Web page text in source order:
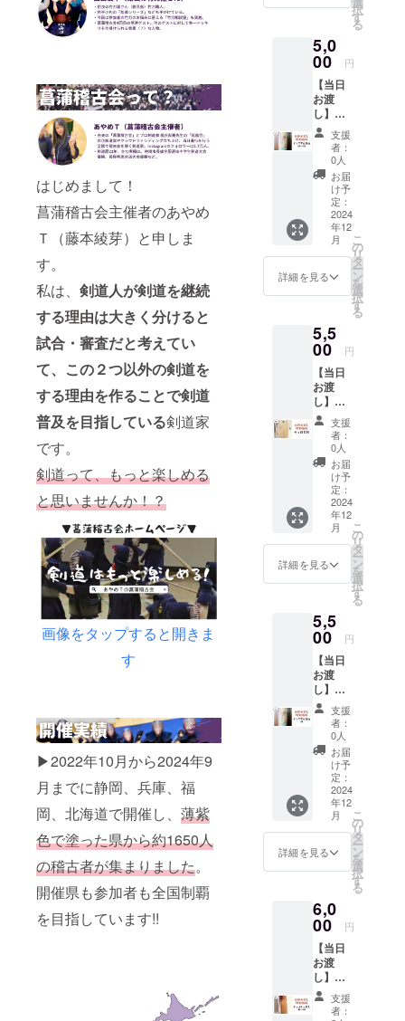
はじめまして！
菖蒲稽古会主催者のあやめ
Ｔ（藤本綾芽）と申しま
す。
私は、 剣道人が剣道を継続
する理由は大きく分けると
試合・審査だと考えてい
て、この２つ以外の剣道を
する理由を作ることで剣道
普及を目指している剣道家
です。
剣道って、もっと楽しめる
と思いませんか！？
画像をタップすると開きま
す
▶︎2022年10月から2024年9
月までに静岡、兵庫、福
岡、北海道で開催し、 薄紫
色で塗った県から約1650人
の稽古者が集まりました。
開催県も参加者も全国制覇
を目指しています!!
せてい
ただき
・通話
時間は
最長30
分まで
可能で
す。
為、特
別価格
の竹刀
です。
・あな
たの剣
道に笑
顔を。
美味し
そうな
名前の
新作竹
刀で
す！ ・
菖蒲稽
古会in
富山の
・28〜
38サイ
す。39
サイズ
をご希
望の方
「チュ
ロス
39」の
リター
ンをご
選択下
さい。
・新作
に目が
持ち物
で差を
つけた
い方、
少年指
導関係
の方、
ユーモ
アを大
切にさ
れてい
る方に
オスス
メの一
本で
当日お
渡しで
場合は
発送と
なり、
その場
合は別
途送料
がかか
りま
択
す
る
5,0
00 円
【当日
お渡
し】キ
ングダ
ム富山
28〜38
・2024
年12月7
日「菖
蒲稽古
会in富
山」の
会場で
支援者
様に直
為、特
別価格
の竹刀
です。
・富山
県開催
記念竹
刀で
す。 ・
菖蒲稽
古会in
富山の
応援に
繋がり
ます。
・28〜
38サイ
をご希
望の方
ングダ
ム28〜
38」の
リター
ンをご
選択下
さい。
・新作
に目が
ない
方、他
の人と
持ち物
で差を
導関係
の方、
ユーモ
アを大
切にさ
れてい
る方に
オスス
支援
者：
0人
お届
け予
定：
2024
年12
月
詳細を見る
こ
の
リ
タ
ー
ン
を
選
択
す
る
5,5
00 円
【当日
お渡
し】
チュロ
ス39 ・
2024年
12月7日
「菖蒲
稽古会
in富
山」の
会場で
支援者
様に直
接お渡
別価格
の竹刀
です。
・あな
たの剣
道に笑
顔を。
美味し
そうな
名前の
新作竹
刀で
す！ ・
菖蒲稽
古会in
富山の
応援に
イズで
す。
サイズ
をご希
望の方
は
「チュ
支援
者：
0人
お届
け予
定：
2024
年12
月
詳細を見る
こ
の
リ
タ
ー
ン
を
選
択
す
る
5,5
00 円
【当日
お渡
し】キ
ングダ
ム富山
39 ・
2024年
12月7日
「菖蒲
稽古会
in富
山」の
会場で
支援者
様に直
為、特
別価格
の竹刀
です。
・富山
県開催
記念竹
刀で
支援
者：
0人
お届
け予
定：
2024
年12
月
詳細を見る
こ
の
リ
タ
ー
ン
を
選
択
す
る
6,0
00 円
【当日
お渡
し】
チョコ
チュロ
支援
者：